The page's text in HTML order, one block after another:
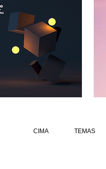
CIMA TEMAS